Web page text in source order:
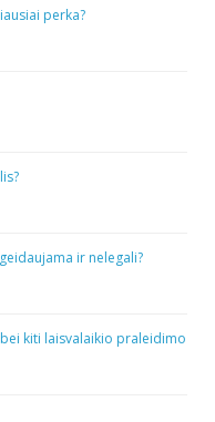
perka?
ir nelegali?
kiti laisvalaikio praleidimo